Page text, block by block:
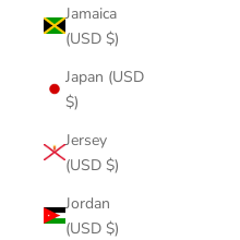
Jamaica
(USD $)
Japan (USD
$)
Jersey
(USD $)
Jordan
(USD $)